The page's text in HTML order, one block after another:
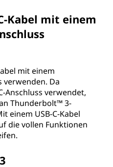
Kabel mit einem
mit einem
Da
Anschluss verwendet,
Thunderbolt™ 3-
einem USB-C-Kabel
die vollen Funktionen